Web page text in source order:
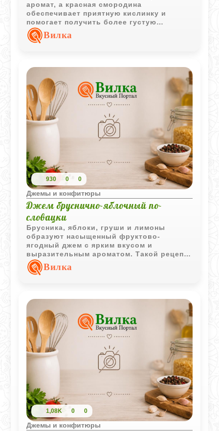
аромат, а красная смородина
обеспечивает приятную кислинку и
помогает получить более густую
консистенцию. Такая заготовка
отличается ярким вкусом и красивым
Вилка
930 0 0
Джемы и конфитюры
Джем бруснично-яблочный по-
словацки
Брусника, яблоки, груши и лимоны
образуют насыщенный фруктово-
ягодный джем с ярким вкусом и
выразительным ароматом. Такой рецепт
популярен благодаря удачному
сочетанию сладости и освежающей
Вилка
1,08K 0 0
Джемы и конфитюры